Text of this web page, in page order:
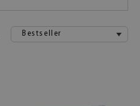
Bestseller